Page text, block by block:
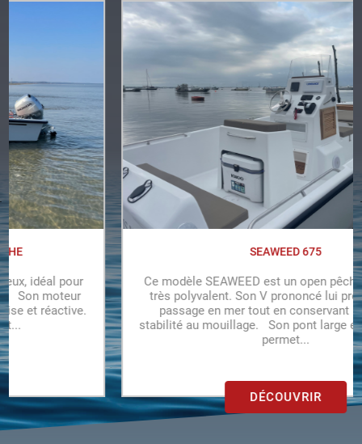
Ce modèle SEAWEED est un open pêche/promenade
très polyvalent. Son V prononcé lui procure un bon
passage en mer tout en conservant une grande
stabilité au mouillage. Son pont large est spacieux et
DÉCOUVRIR